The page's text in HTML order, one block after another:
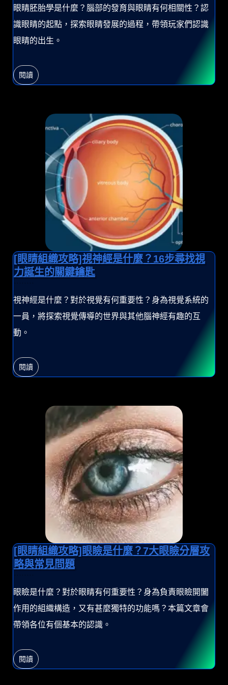
眼睛胚胎學是什麼？腦部的發育與眼睛有何相關性？認
識眼睛的起點，探索眼睛發展的過程，帶領玩家們認識
眼睛的出生。
閱讀
[眼睛組織攻略]視神經是什麼？16步尋找視
力誕生的關鍵鑰匙
視神經是什麼？對於視覺有何重要性？身為視覺系統的
一員，將探索視覺傳導的世界與其他腦神經有趣的互
動。
閱讀
[眼睛組織攻略]眼瞼是什麼？7大眼瞼分層攻
略與常見問題
眼瞼是什麼？對於眼睛有何重要性？身為負責眼瞼開闔
作用的組織構造，又有甚麼獨特的功能嗎？本篇文章會
帶領各位有個基本的認識。
閱讀